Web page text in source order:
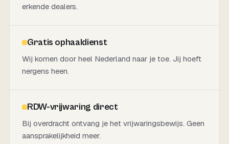
erkende dealers.
Gratis ophaaldienst
Wij komen door heel Nederland naar je toe. Jij hoeft
nergens heen.
RDW-vrijwaring direct
Bij overdracht ontvang je het vrijwaringsbewijs. Geen
aansprakelijkheid meer.